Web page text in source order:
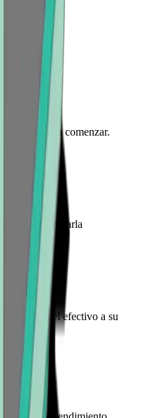
única para comenzar.
para enviarla
el efectivo a su